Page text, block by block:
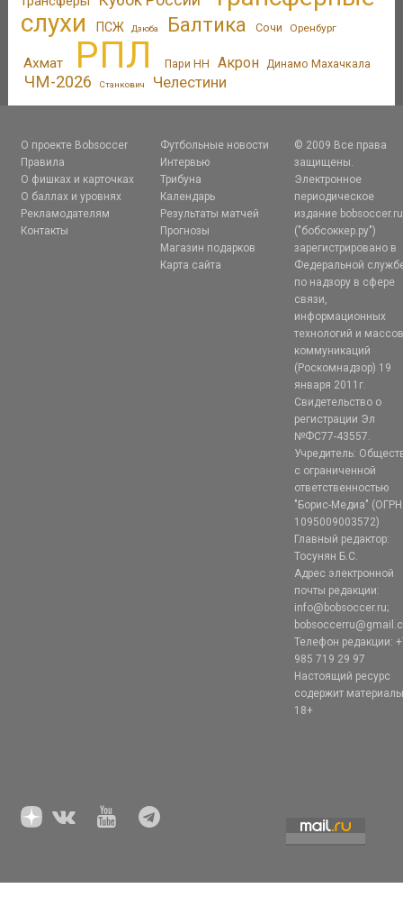
слухи
ПСЖ Дзюба Балтика Сочи Оренбург
Ахмат РПЛ Пари НН Акрон Динамо Махачкала
ЧМ-2026 Станкович Челестини
О проекте Bobsoccer
Правила
О фишках и карточках
О баллах и уровнях
Рекламодателям
Контакты
Футбольные новости
Интервью
Трибуна
Календарь
Результаты матчей
Прогнозы
Магазин подарков
Карта сайта
© 2009 Все права
защищены.
Электронное
периодическое
издание bobsoccer.ru
("бобсоккер.ру")
зарегистрировано в
Федеральной
по надзору в сфере
связи,
информационных
технологий и
коммуникаций
(Роскомнадзор) 19
января 2011г.
Свидетельство о
регистрации Эл
№ФС77-43557.
Учредитель:
с ограниченной
ответственностью
"Борис-Медиа" (ОГРН
1095009003572)
Главный редактор:
Тосунян Б.С.
Адрес электронной
почты редакции:
info@bobsoccer.ru;
Телефон редакции:
985 719 29 97
Настоящий ресурс
содержит
18+